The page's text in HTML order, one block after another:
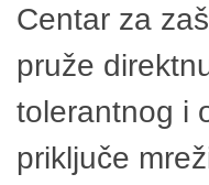
Centar za
pruže
tolerantnog i
priključe